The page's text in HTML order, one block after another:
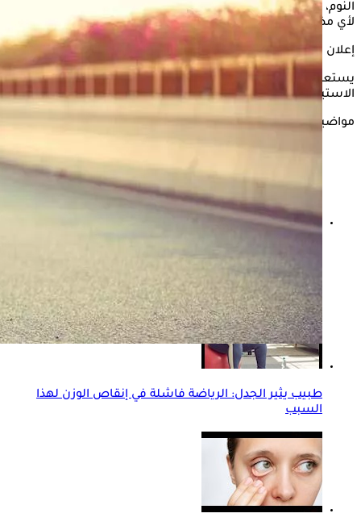
النوم، وذلك للحصول على أكبر قدر من الفوائد الصحية دون التعرض
لأي مضاعفات قد تؤثر على صحة الجسم.
إعلان
يستعرض "الكونسلتو" في التقرير التالي تأثير ممارسة الرياضة فور
الاستيقاظ على الجسم وفقًا لما ذكره موقع "everydayhealth".
مواضيع ذات صلة
طبيب يثير الجدل: الرياضة فاشلة في إنقاص الوزن لهذا
السبب